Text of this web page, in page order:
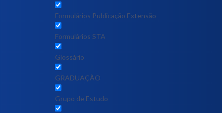
Formulários Publicação Extensão
Formulários STA
Glossário
GRADUAÇÃO
Grupo de Estudo